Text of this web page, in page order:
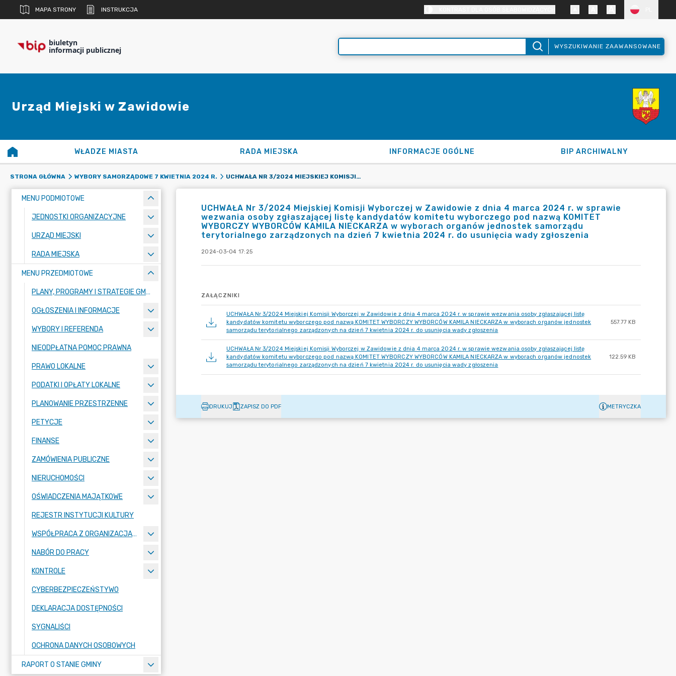
MAPA STRONY INSTRUKCJA
biuletyn
informacji publicznej WYSZUKIWANIE ZAAWANSOWANE
Urząd Miejski w Zawidowie
WŁADZE MIASTA RADA MIEJSKA INFORMACJE OGÓLNE BIP ARCHIWALNY
STRONA GŁÓWNA WYBORY SAMORZĄDOWE 7 KWIETNIA 2024 R. UCHWAŁA NR 3/2024 MIEJSKIEJ KOMISJI WYBORCZEJ W ZAWIDOWIE Z DNIA 4 MARCA 2024 R. W SPRAWIE WEZWANIA OSOBY ZGŁASZAJĄCEJ LISTĘ KANDYDATÓW KOMITETU WYBORCZEGO POD NAZWĄ KOMITET WYBORCZY WYBORCÓW KAMILA NIECKARZA W WYBORACH ORGANÓW JEDNOSTEK SAMORZĄDU TERYTORIALNEGO ZARZĄDZONYCH NA DZIEŃ 7 KWIETNIA 2024 R. DO USUNIĘCIA WADY ZGŁOSZENIA
MENU PODMIOTOWE
JEDNOSTKI ORGANIZACYJNE
URZĄD MIEJSKI
RADA MIEJSKA
MENU PRZEDMIOTOWE
PLANY, PROGRAMY I STRATEGIE GMINY
OGŁOSZENIA I INFORMACJE
WYBORY I REFERENDA
NIEODPŁATNA POMOC PRAWNA
PRAWO LOKALNE
PODATKI I OPŁATY LOKALNE
PLANOWANIE PRZESTRZENNE
PETYCJE
FINANSE
ZAMÓWIENIA PUBLICZNE
NIERUCHOMOŚCI
OŚWIADCZENIA MAJĄTKOWE
REJESTR INSTYTUCJI KULTURY
WSPÓŁPRACA Z ORGANIZACJAMI POZARZĄDOWYMI
NABÓR DO PRACY
KONTROLE
CYBERBEZPIECZEŃSTYWO
DEKLARACJA DOSTĘPNOŚCI
SYGNALIŚCI
OCHRONA DANYCH OSOBOWYCH
RAPORT O STANIE GMINY
UCHWAŁA Nr 3/2024 Miejskiej Komisji Wyborczej w Zawidowie z dnia 4 marca 2024 r. w sprawie
wezwania osoby zgłaszającej listę kandydatów komitetu wyborczego pod nazwą KOMITET
WYBORCZY WYBORCÓW KAMILA NIECKARZA w wyborach organów jednostek samorządu
terytorialnego zarządzonych na dzień 7 kwietnia 2024 r. do usunięcia wady zgłoszenia
2024-03-04 17:25
ZAŁĄCZNIKI
UCHWAŁA Nr 3/2024 Miejskiej Komisji Wyborczej w Zawidowie z dnia 4 marca 2024 r. w sprawie wezwania osoby zgłaszającej listę
kandydatów komitetu wyborczego pod nazwą KOMITET WYBORCZY WYBORCÓW KAMILA NIECKARZA w wyborach organów jednostek
samorządu terytorialnego zarządzonych na dzień 7 kwietnia 2024 r. do usunięcia wady zgłoszenia
557.77 KB
UCHWAŁA Nr 3/2024 Miejskiej Komisji Wyborczej w Zawidowie z dnia 4 marca 2024 r. w sprawie wezwania osoby zgłaszającej listę
kandydatów komitetu wyborczego pod nazwą KOMITET WYBORCZY WYBORCÓW KAMILA NIECKARZA w wyborach organów jednostek
samorządu terytorialnego zarządzonych na dzień 7 kwietnia 2024 r. do usunięcia wady zgłoszenia
122.59 KB
DRUKUJ ZAPISZ DO PDF METRYCZKA